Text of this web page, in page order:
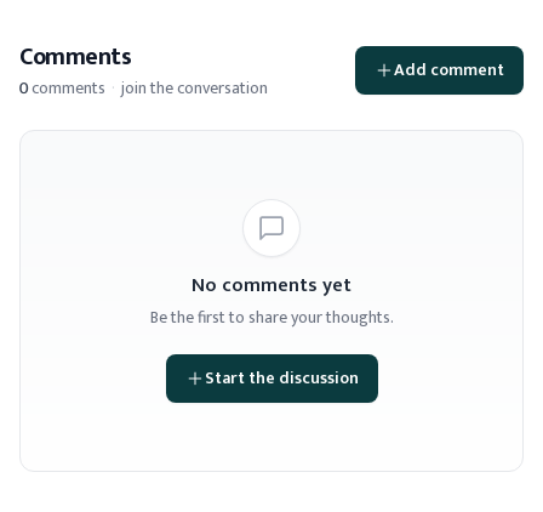
Comments
0comments · join the conversation
Add comment
No comments yet
Be the first to share your thoughts.
Start the discussion